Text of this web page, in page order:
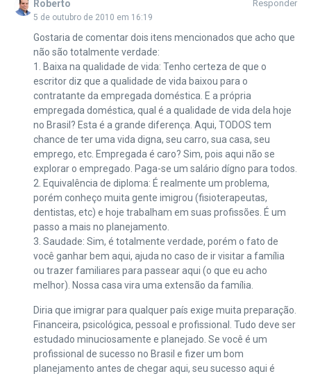
Roberto
5 de outubro de 2010 em 16:19
Responder
Gostaria de comentar dois itens mencionados que acho que
não são totalmente verdade:
1. Baixa na qualidade de vida: Tenho certeza de que o
escritor diz que a qualidade de vida baixou para o
contratante da empregada doméstica. E a própria
empregada doméstica, qual é a qualidade de vida dela hoje
no Brasil? Esta é a grande diferença. Aqui, TODOS tem
chance de ter uma vida digna, seu carro, sua casa, seu
emprego, etc. Empregada é caro? Sim, pois aqui não se
explorar o empregado. Paga-se um salário dígno para todos.
2. Equivalência de diploma: É realmente um problema,
porém conheço muita gente imigrou (fisioterapeutas,
dentistas, etc) e hoje trabalham em suas profissões. É um
passo a mais no planejamento.
3. Saudade: Sim, é totalmente verdade, porém o fato de
você ganhar bem aqui, ajuda no caso de ir visitar a família
ou trazer familiares para passear aqui (o que eu acho
melhor). Nossa casa vira uma extensão da família.
Diria que imigrar para qualquer país exige muita preparação.
Financeira, psicológica, pessoal e profissional. Tudo deve ser
estudado minuciosamente e planejado. Se você é um
profissional de sucesso no Brasil e fizer um bom
planejamento antes de chegar aqui, seu sucesso aqui é